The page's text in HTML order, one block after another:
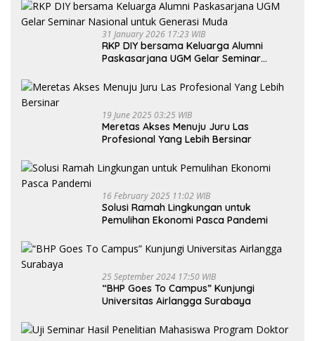
31 January 2026 17:23 WIB
RKP DIY bersama Keluarga Alumni
Paskasarjana UGM Gelar Seminar
19 June 2025 03:25 WIB
Meretas Akses Menuju Juru Las
Profesional Yang Lebih Bersinar
16 February 2025 11:02 WIB
Solusi Ramah Lingkungan untuk
Pemulihan Ekonomi Pasca Pandemi
25 September 2024 17:50 WIB
“BHP Goes To Campus” Kunjungi
Universitas Airlangga Surabaya